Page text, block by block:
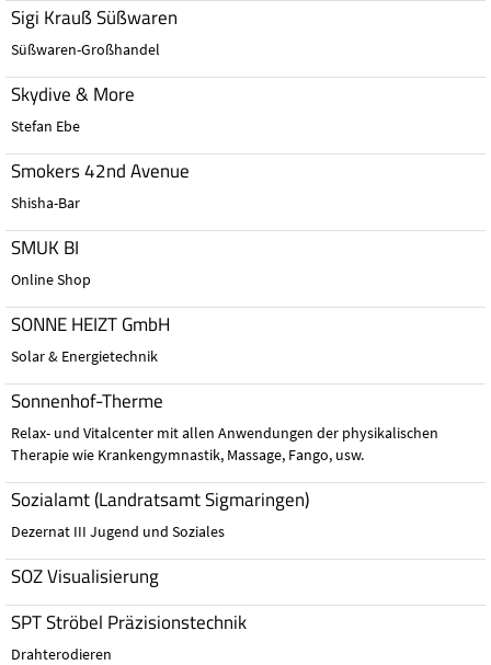
Sigi Krauß Süßwaren
Süßwaren-Großhandel
Skydive & More
Stefan Ebe
Smokers 42nd Avenue
Shisha-Bar
SMUK BI
Online Shop
SONNE HEIZT GmbH
Solar & Energietechnik
Sonnenhof-Therme
Relax- und Vitalcenter mit allen Anwendungen der physikalischen
Therapie wie Krankengymnastik, Massage, Fango, usw.
Sozialamt (Landratsamt Sigmaringen)
Dezernat III Jugend und Soziales
SOZ Visualisierung
SPT Ströbel Präzisionstechnik
Drahterodieren